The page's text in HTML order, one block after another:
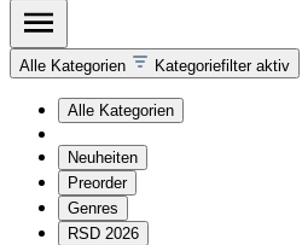
Alle Kategorien Kategoriefilter aktiv
Alle Kategorien
Neuheiten
Preorder
Genres
RSD 2026